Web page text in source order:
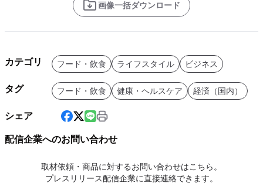
画像一括ダウンロード
カテゴリ フード・飲食 ライフスタイル ビジネス
タグ フード・飲食 健康・ヘルスケア 経済（国内）
シェア
配信企業へのお問い合わせ
取材依頼・商品に対するお問い合わせはこちら。
プレスリリース配信企業に直接連絡できます。